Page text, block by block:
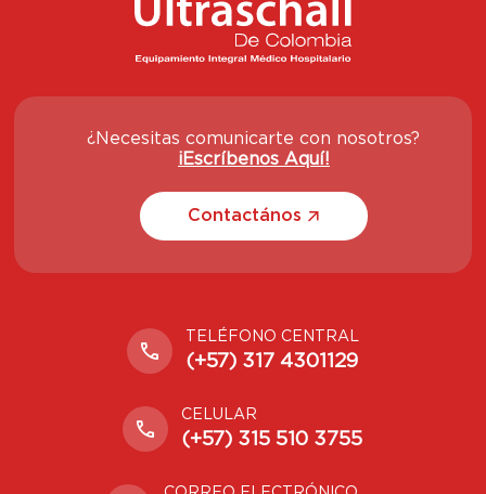
¿Necesitas comunicarte con nosotros?
¡Escríbenos Aquí!
Contactános
TELÉFONO CENTRAL
(+57) 317 4301129
CELULAR
(+57) 315 510 3755